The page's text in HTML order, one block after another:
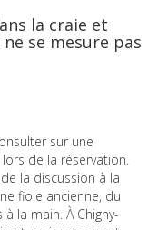
la craie et
se mesure pas
sur une
de la réservation.
la discussion à la
fiole ancienne, du
la main. À Chigny-